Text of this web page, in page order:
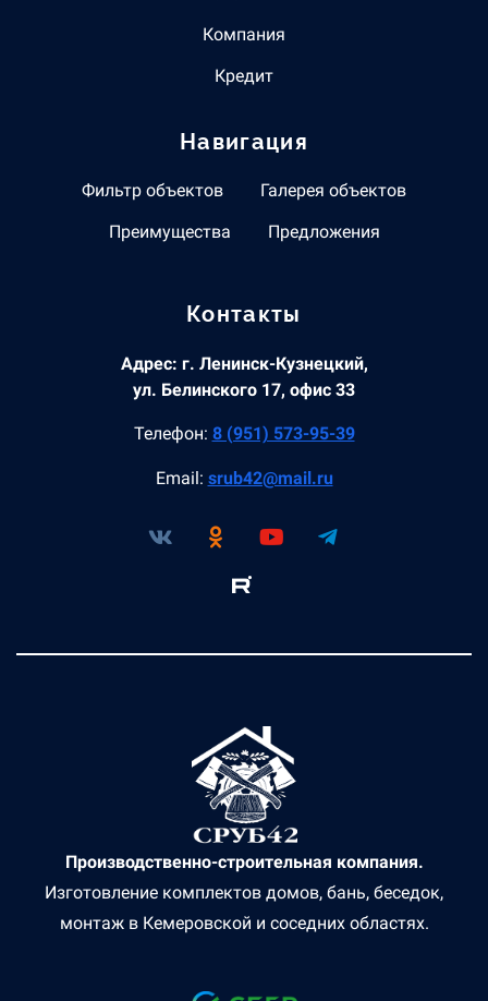
Компания
Кредит
Навигация
Фильтр объектов
Галерея объектов
Преимущества
Предложения
Контакты
Адрес: г. Ленинск-Кузнецкий,
ул. Белинского 17, офис 33
Телефон: 8 (951) 573-95-39
Email: srub42@mail.ru
Производственно-строительная компания.
Изготовление комплектов домов, бань, беседок,
монтаж в Кемеровской и соседних областях.